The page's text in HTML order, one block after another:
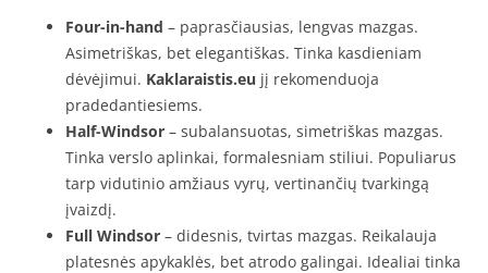
Four-in-hand – paprasčiausias, lengvas mazgas.
Asimetriškas, bet elegantiškas. Tinka kasdieniam
dėvėjimui. Kaklaraistis.eu jį rekomenduoja
pradedantiesiems.
Half-Windsor – subalansuotas, simetriškas mazgas.
Tinka verslo aplinkai, formalesniam stiliui. Populiarus
tarp vidutinio amžiaus vyrų, vertinančių tvarkingą
įvaizdį.
Full Windsor – didesnis, tvirtas mazgas. Reikalauja
platesnės apykaklės, bet atrodo galingai. Idealiai tinka